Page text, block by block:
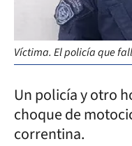
Víctima. El policía que
Un policía y otro
choque de
correntina.